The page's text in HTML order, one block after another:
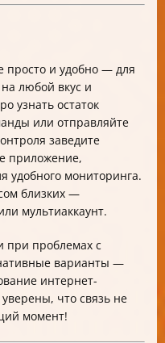
просто и удобно — для
любой вкус и
узнать остаток
или отправляйте
заведите
приложение,
удобного мониторинга.
близких —
мультиаккаунт.
при проблемах с
варианты —
интернет-
что связь не
момент!